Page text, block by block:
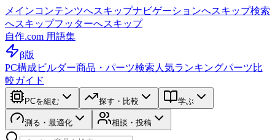
メインコンテンツへスキップナビゲーションへスキップ検索
へスキップフッターへスキップ
自作.com 用語集
β版
PC構成ビルダー商品・パーツ検索 人気ランキングパーツ比
較ガイド
PCを組む 探す・比較 学ぶ
測る・最適化 相談・投稿